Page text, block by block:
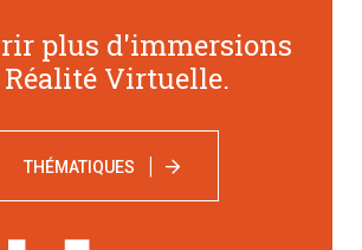
plus d'immersions
Réalité Virtuelle.
THÉMATIQUES